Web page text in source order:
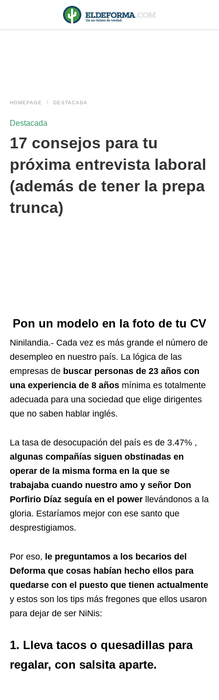
HOMEPAGE DESTACADA
Destacada
17 consejos para tu
próxima entrevista laboral
(además de tener la prepa
trunca)
Pon un modelo en la foto de tu CV
Ninilandia.- Cada vez es más grande el número de
desempleo en nuestro país. La lógica de las
empresas de buscar personas de 23 años con
una experiencia de 8 años mínima es totalmente
adecuada para una sociedad que elige dirigentes
que no saben hablar inglés.
La tasa de desocupación del país es de 3.47% ,
algunas compañías siguen obstinadas en
operar de la misma forma en la que se
trabajaba cuando nuestro amo y señor Don
Porfirio Díaz seguía en el power llevándonos a la
gloria. Estaríamos mejor con ese santo que
desprestigiamos.
Por eso, le preguntamos a los becarios del
Deforma que cosas habían hecho ellos para
quedarse con el puesto que tienen actualmente
y estos son los tips más fregones que ellos usaron
para dejar de ser NiNis:
1. Lleva tacos o quesadillas para
regalar, con salsita aparte.